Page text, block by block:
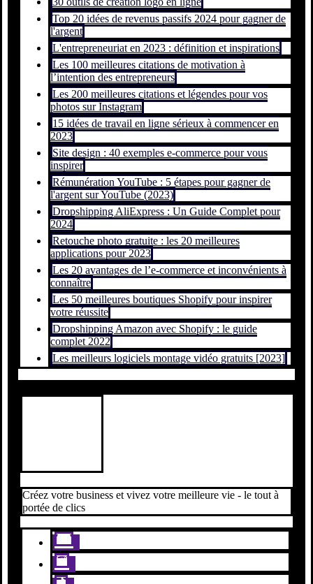
Top 20 idées de revenus passifs 2024 pour gagner de
l'argent
L'entrepreneuriat en 2023 : définition et inspirations
Les 100 meilleures citations de motivation à
l’intention des entrepreneurs
Les 200 meilleures citations et légendes pour vos
photos sur Instagram
15 idées de travail en ligne sérieux à commencer en
2023
Site design : 40 exemples e-commerce pour vous
inspirer
Rémunération YouTube : 5 étapes pour gagner de
l'argent sur YouTube (2023)
Dropshipping AliExpress : Un Guide Complet pour
2024
Retouche photo gratuite : les 20 meilleures
applications pour 2023
Les 20 avantages de l’e-commerce et inconvénients à
connaître
Les 50 meilleures boutiques Shopify pour inspirer
votre réussite
Dropshipping Amazon avec Shopify : le guide
complet 2022
Les meilleurs logiciels montage vidéo gratuits [2023]
Créez votre business et vivez votre meilleure vie - le tout à
portée de clics